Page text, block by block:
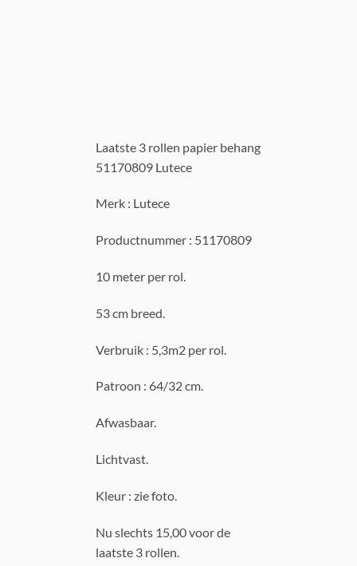
Laatste 3 rollen papier behang
51170809 Lutece
Merk : Lutece
Productnummer : 51170809
10 meter per rol.
53 cm breed.
Verbruik : 5,3m2 per rol.
Patroon : 64/32 cm.
Afwasbaar.
Lichtvast.
Kleur : zie foto.
Nu slechts 15,00 voor de
laatste 3 rollen.